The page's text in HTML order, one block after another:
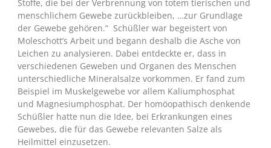
Stoffe, die bei der Verbrennung von totem tierischen und
menschlichem Gewebe zurückbleiben, …zur Grundlage
der Gewebe gehören.“ Schüßler war begeistert von
Moleschott’s Arbeit und begann deshalb die Asche von
Leichen zu analysieren. Dabei entdeckte er, dass in
verschiedenen Geweben und Organen des Menschen
unterschiedliche Mineralsalze vorkommen. Er fand zum
Beispiel im Muskelgewebe vor allem Kaliumphosphat
und Magnesiumphosphat. Der homöopathisch denkende
Schüßler hatte nun die Idee, bei Erkrankungen eines
Gewebes, die für das Gewebe relevanten Salze als
Heilmittel einzusetzen.